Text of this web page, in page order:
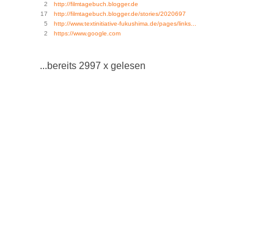
2
http://filmtagebuch.blogger.de
17
http://filmtagebuch.blogger.de/stories/2020697
5
http://www.textinitiative-fukushima.de/pages/links...
2
https://www.google.com
...bereits 2997 x gelesen